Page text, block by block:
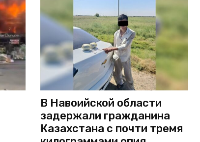
В Навоийской области
задержали гражданина
Казахстана с почти тремя